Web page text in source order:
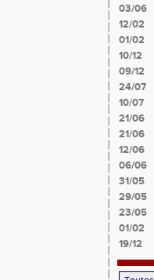
03/06
12/02
01/02
10/12
09/12
24/07
10/07
21/06
21/06
12/06
06/06
31/05
29/05
23/05
01/02
19/12